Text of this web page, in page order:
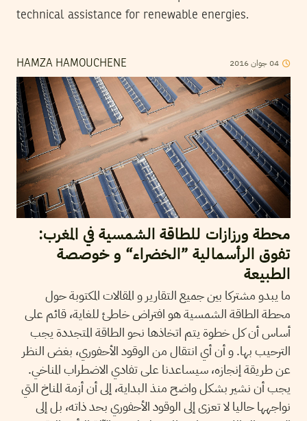
technical assistance for renewable energies.
HAMZA HAMOUCHENE 04جوان2016
محطة ورزازات للطاقة الشمسية في المغرب:
تفوق الرأسمالية ”الخضراء“ و خوصصة
الطبيعة
ما يبدو مشتركا بين جميع التقارير و المقالات المكتوبة حول
محطة الطاقة الشمسية هو افتراض خاطئ للغاية، قائم على
أساس أن كل خطوة يتم اتخاذها نحو الطاقة المتجددة يجب
الترحيب بها. و أن أي انتقال من الوقود الأحفوري، بغض النظر
عن طريقة إنجازه، سيساعدنا على تفادي الاضطراب المناخي.
يجب أن نشير بشكل واضح منذ البداية، إلى أن أزمة المناخ التي
نواجهها حاليا لا تعزى إلى الوقود الأحفوري بحد ذاته، بل إلى